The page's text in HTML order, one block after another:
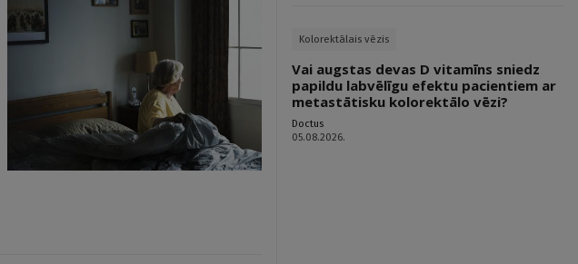
Kolorektālais vēzis
Vai augstas devas D vitamīns sniedz
papildu labvēlīgu efektu pacientiem ar
metastātisku kolorektālo vēzi?
Doctus
05.08.2026.